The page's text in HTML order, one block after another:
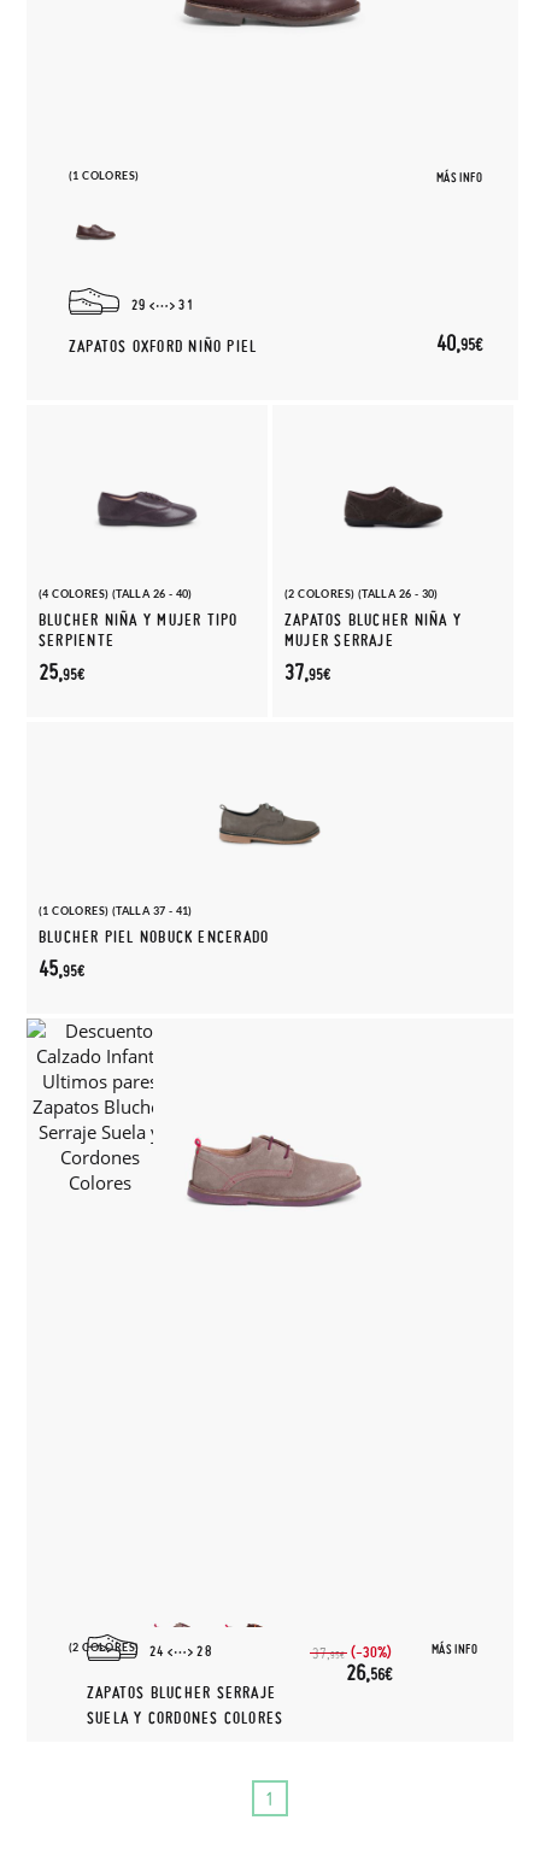
(1 COLORES) MÁS INFO
29 31
ZAPATOS OXFORD NIÑO PIEL 40,95€
(4 COLORES) (TALLA 26 - 40)
BLUCHER NIÑA Y MUJER TIPO
SERPIENTE
25,95€
(2 COLORES) (TALLA 26 - 30)
ZAPATOS BLUCHER NIÑA Y
MUJER SERRAJE
37,95€
(1 COLORES) (TALLA 37 - 41)
BLUCHER PIEL NOBUCK ENCERADO
45,95€
(2 COLORES) MÁS INFO
24 28
ZAPATOS BLUCHER SERRAJE
SUELA Y CORDONES COLORES
37,95€ (-30%)
26,56€
1